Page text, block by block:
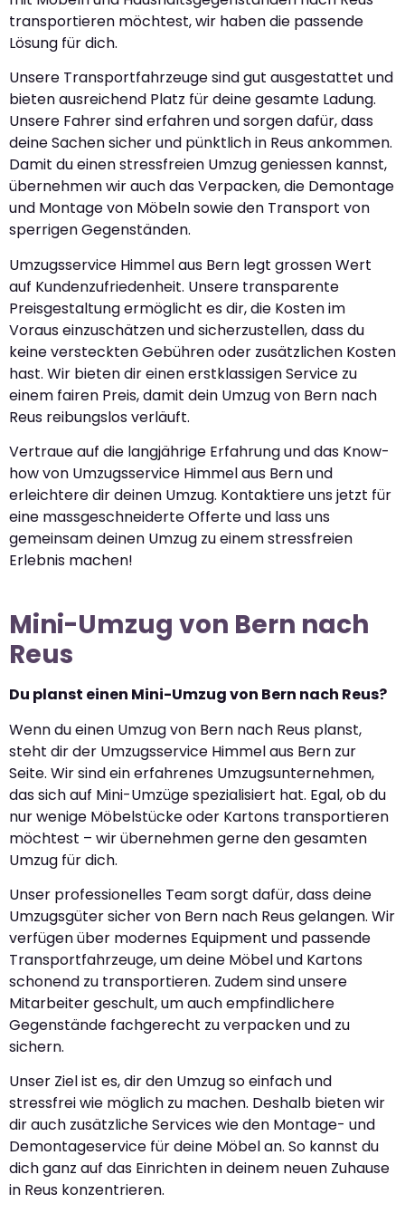
transportieren möchtest, wir haben die passende
Lösung für dich.
Unsere Transportfahrzeuge sind gut ausgestattet und
bieten ausreichend Platz für deine gesamte Ladung.
Unsere Fahrer sind erfahren und sorgen dafür, dass
deine Sachen sicher und pünktlich in Reus ankommen.
Damit du einen stressfreien Umzug geniessen kannst,
übernehmen wir auch das Verpacken, die Demontage
und Montage von Möbeln sowie den Transport von
sperrigen Gegenständen.
Umzugsservice Himmel aus Bern legt grossen Wert
auf Kundenzufriedenheit. Unsere transparente
Preisgestaltung ermöglicht es dir, die Kosten im
Voraus einzuschätzen und sicherzustellen, dass du
keine versteckten Gebühren oder zusätzlichen Kosten
hast. Wir bieten dir einen erstklassigen Service zu
einem fairen Preis, damit dein Umzug von Bern nach
Reus reibungslos verläuft.
Vertraue auf die langjährige Erfahrung und das Know-
how von Umzugsservice Himmel aus Bern und
erleichtere dir deinen Umzug. Kontaktiere uns jetzt für
eine massgeschneiderte Offerte und lass uns
gemeinsam deinen Umzug zu einem stressfreien
Erlebnis machen!
Mini-Umzug von Bern nach
Reus
Du planst einen Mini-Umzug von Bern nach Reus?
Wenn du einen Umzug von Bern nach Reus planst,
steht dir der Umzugsservice Himmel aus Bern zur
Seite. Wir sind ein erfahrenes Umzugsunternehmen,
das sich auf Mini-Umzüge spezialisiert hat. Egal, ob du
nur wenige Möbelstücke oder Kartons transportieren
möchtest – wir übernehmen gerne den gesamten
Umzug für dich.
Unser professionelles Team sorgt dafür, dass deine
Umzugsgüter sicher von Bern nach Reus gelangen. Wir
verfügen über modernes Equipment und passende
Transportfahrzeuge, um deine Möbel und Kartons
schonend zu transportieren. Zudem sind unsere
Mitarbeiter geschult, um auch empfindlichere
Gegenstände fachgerecht zu verpacken und zu
sichern.
Unser Ziel ist es, dir den Umzug so einfach und
stressfrei wie möglich zu machen. Deshalb bieten wir
dir auch zusätzliche Services wie den Montage- und
Demontageservice für deine Möbel an. So kannst du
dich ganz auf das Einrichten in deinem neuen Zuhause
in Reus konzentrieren.